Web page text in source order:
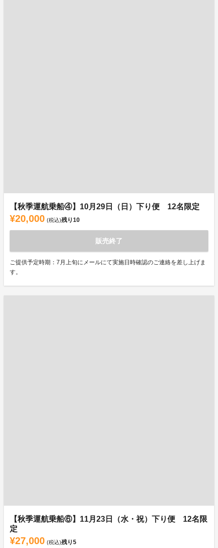
【秋季運航乗船④】10月29日（日）下り便 12名限定
¥20,000 (税込)残り10
販売終了
ご提供予定時期：7月上旬にメールにて実施日時確認のご連絡を差し上げま
す。
【秋季運航乗船⑥】11月23日（水・祝）下り便 12名限
定
¥27,000 (税込)残り5